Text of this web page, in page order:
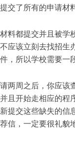
交了所有的申请材
料都提交并且被学
应该立刻去找招生
，所以学校需要一
两周之后，你应该
且开始走相应的
提交这些缺失的信
信，一定要很礼貌